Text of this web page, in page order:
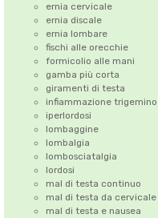
ernia cervicale
ernia discale
ernia lombare
fischi alle orecchie
formicolio alle mani
gamba più corta
giramenti di testa
infiammazione trigemino
iperlordosi
lombaggine
lombalgia
lombosciatalgia
lordosi
mal di testa continuo
mal di testa da cervicale
mal di testa e nausea